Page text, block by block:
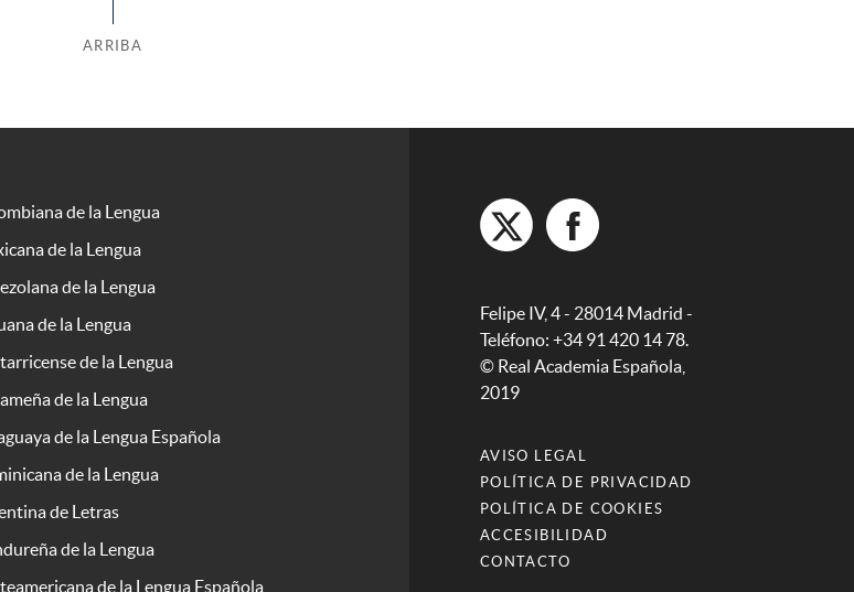
ARRIBA
de la Lengua
de la Lengua
de la Lengua
de la Lengua
de la Lengua
de la Lengua
de la Lengua Española
de la Lengua
de Letras
de la Lengua
de la Lengua Española
Felipe IV, 4 - 28014 Madrid -
Teléfono: +34 91 420 14 78.
© Real Academia Española,
2019
AVISO LEGAL
POLÍTICA DE PRIVACIDAD
POLÍTICA DE COOKIES
ACCESIBILIDAD
CONTACTO